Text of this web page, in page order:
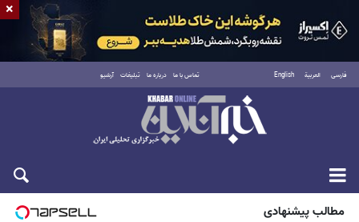
فارسی العربية English تماس با ما درباره ما تبلیغات آرشیو
جمعه ۱۶ مرداد ۱۴۰۵
مطالب پیشنهادی
×